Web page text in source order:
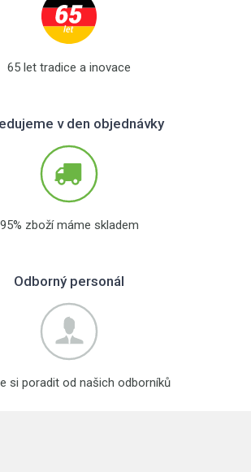
65 let tradice a inovace
v den objednávky
95% zboží máme skladem
Odborný personál
si poradit od našich odborníků